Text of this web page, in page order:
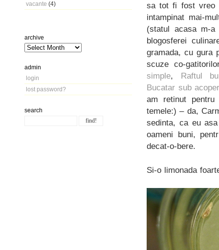
vacante (4)
archive
admin
login
lost password?
search
sa tot fi fost vreo
intampinat mai-
(statul acasa m-
blogosferei
gramada, cu gura
scuze co-
simple, Raftul
Bucatar sub
am retinut
temele:) – da,
sedinta, ca eu
oameni buni,
decat-o-bere.
Si-o limonada